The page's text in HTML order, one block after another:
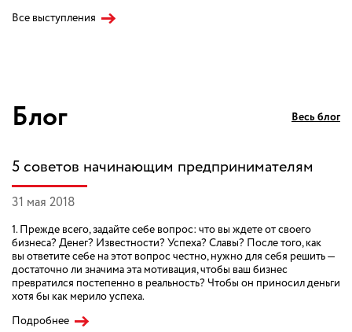
Все выступления
Блог Весь блог
5 советов начинающим предпринимателям
31 мая 2018
1. Прежде всего, задайте себе вопрос: что вы ждете от своего
бизнеса? Денег? Известности? Успеха? Славы? После того, как
вы ответите себе на этот вопрос честно, нужно для себя решить —
достаточно ли значима эта мотивация, чтобы ваш бизнес
превратился постепенно в реальность? Чтобы он приносил деньги
хотя бы как мерило успеха.
Подробнее